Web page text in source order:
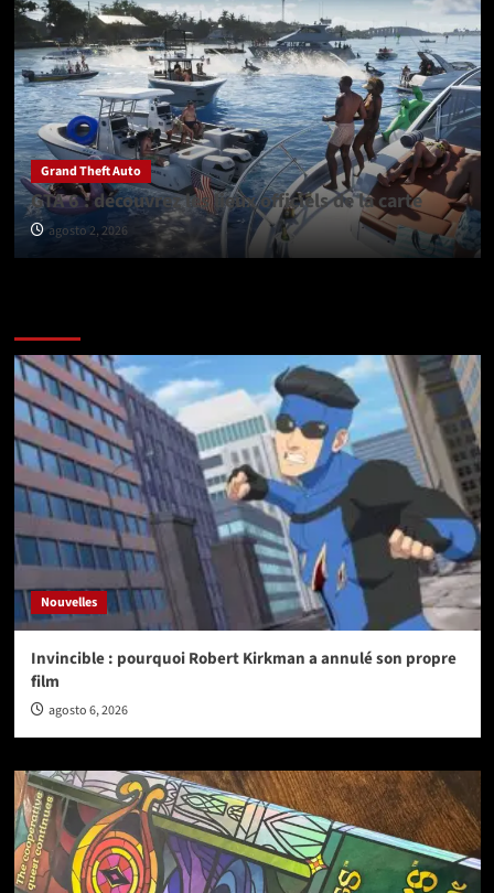
Grand Theft Auto
GTA 6 : découvrez les lieux officiels de la carte
agosto 2, 2026
Nouvelles
Invincible : pourquoi Robert Kirkman a annulé son propre
film
agosto 6, 2026